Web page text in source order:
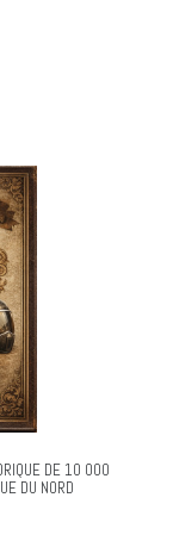
DE 10 000
DU NORD